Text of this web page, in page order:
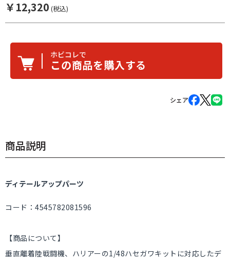
￥12,320 (税込)
ホビコレで
この商品を購入する
シェア
商品説明
ディテールアップパーツ
コード：4545782081596
【商品について】
垂直離着陸戦闘機、ハリアーの1/48ハセガワキットに対応したデ